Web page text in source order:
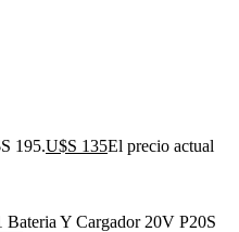
195.U$S 135El precio actual
Y Cargador 20V P20S